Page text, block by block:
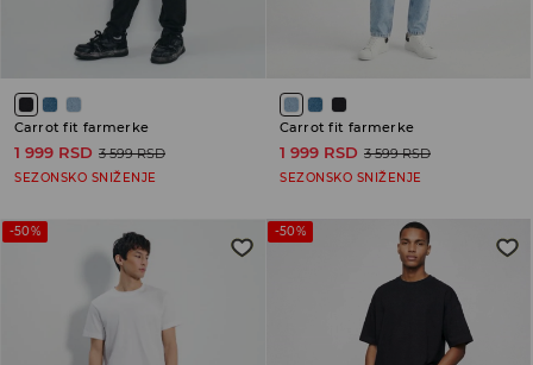
Carrot fit farmerke
1 999 RSD 3 599 RSD
SEZONSKO SNIŽENJE
Carrot fit farmerke
1 999 RSD 3 599 RSD
SEZONSKO SNIŽENJE
-50% -50%